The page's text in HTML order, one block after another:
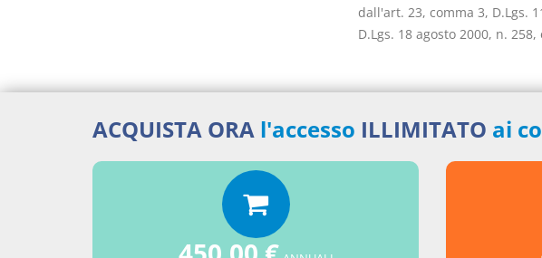
dall'art. 23, comma 3, D.Lgs.
D.Lgs. 18 agosto 2000, n.
Documenti collegati
Regio Decreto del 1933
ACQUISTA ORA l'accesso ILLIMITATO ai